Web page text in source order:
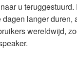
u
langer
wereldwijd,